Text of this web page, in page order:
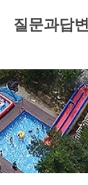
질문과답변